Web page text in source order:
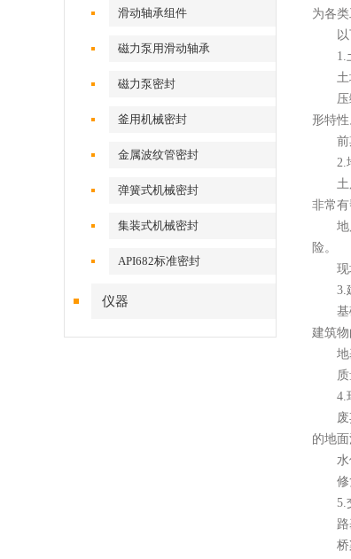
滑动轴承组件
磁力泵用滑动轴承
磁力泵密封
釜用机械密封
金属波纹管密封
弹簧式机械密封
集装式机械密封
API682标准密封
仪器
为各
以
1.土
土壤
压缩
形特性
前期
2.地
土层
非常有
地质
险。
现场
3.建
基础
建筑物
地基
质量
4.环
废弃
的地面
水体
修复
5.交
路基
桥梁